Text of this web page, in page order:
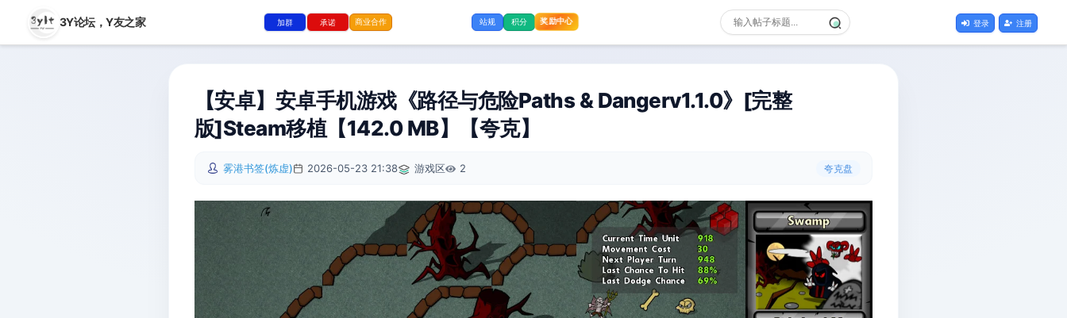
3Y论坛，Y友之家 加群 承诺 商业合作 站规 积分 奖励中心 登录 注册
【安卓】安卓手机游戏《路径与危险Paths & Dangerⅴ1.1.0》[完整
版]Steam移植【142.0 MB】【夸克】
雾港书签(炼虚) 2026-05-23 21:38 游戏区 2 夸克盘